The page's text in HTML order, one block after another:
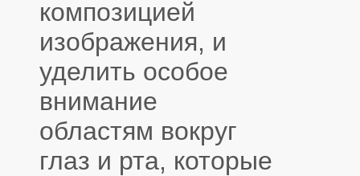
композицией
изображения, и
уделить особое
внимание
областям вокруг
глаз и рта, которые